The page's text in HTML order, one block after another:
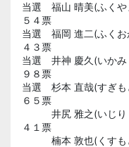
当選 福山 晴美(ふ
５４票
当選 福岡 進二(ふ
４３票
当選 井神 慶久(い
９８票
当選 杉本 直哉(す
６５票
井尻 雅之(いじ
４１票
楠本 敦也(くす